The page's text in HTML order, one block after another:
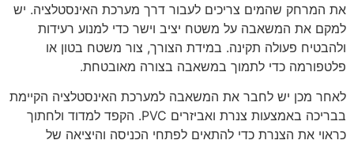
את המרחק שהמים צריכים לעבור דרך מערכת האינסטלציה. יש
למקם את המשאבה על משטח יציב וישר כדי למנוע רעידות
ולהבטיח פעולה תקינה. במידת הצורך, צור משטח בטון או
פלטפורמה כדי לתמוך במשאבה בצורה מאובטחת.
לאחר מכן יש לחבר את המשאבה למערכת האינסטלציה הקיימת
בבריכה באמצעות צנרת ואביזרים PVC. הקפד למדוד ולחתוך
כראוי את הצנרת כדי להתאים לפתחי הכניסה והיציאה של